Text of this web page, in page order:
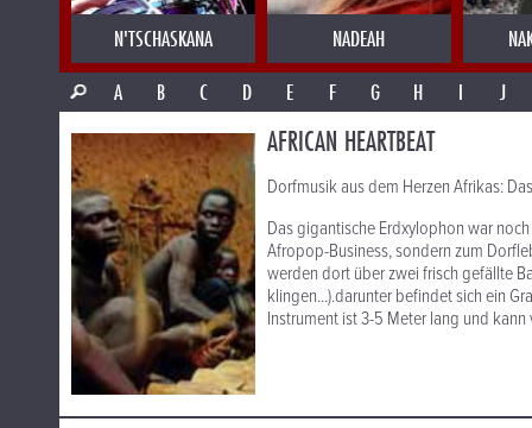
N'TSCHASKANA NADEAH
A
B C D E F G H I J
AFRICAN HEARTBEAT
Dorfmusik aus dem Herzen Afrikas:
Das gigantische Erdxylophon war
Afropop-Business, sondern zum
werden dort über zwei frisch gefällte
klingen...).darunter befindet sich ein
Instrument ist 3-5 Meter lang und